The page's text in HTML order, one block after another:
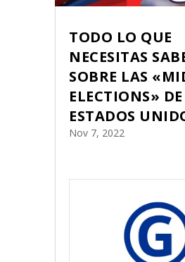
TODO LO QUE
NECESITAS
SOBRE LAS
ELECTIONS» DE
ESTADOS
Nov 7, 2022